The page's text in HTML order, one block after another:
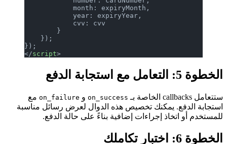
            month: expiryMonth,
            year: expiryYear,
            cvv: cvv
        }
    });
});
</script
الخطوة 5: التعامل مع استجابة الدفع
ستتعامل callbacks الخاصة بـ on_successوon_failureمع
استجابة الدفع. يمكنك تخصيص هذه الدوال لعرض رسائل مناسبة
للمستخدم أو اتخاذ إجراءات إضافية بناءً على حالة الدفع.
الخطوة 6: اختبار تكاملك